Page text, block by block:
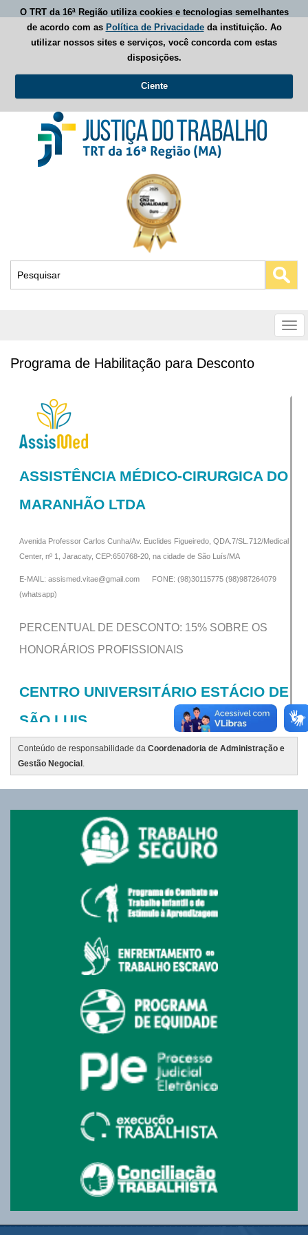
O TRT da 16ª Região utiliza cookies e tecnologias semelhantes
de acordo com as Política de Privacidadeda instituição. Ao
utilizar nossos sites e serviços, você concorda com estas
disposições.
Ciente
Programa de Habilitação para Desconto
Conteúdo de responsabilidade da Coordenadoria de Administração e
Gestão Negocial .